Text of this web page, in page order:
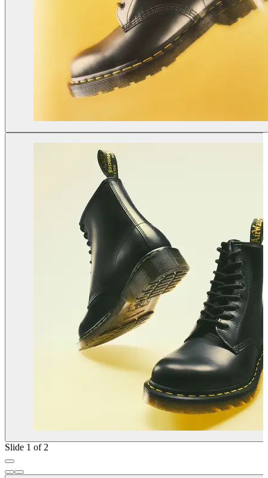
Slide 1 of 2